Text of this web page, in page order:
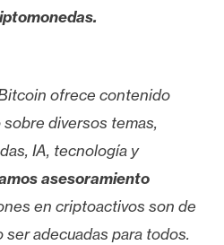
ofrece contenido
diversos temas,
IA, tecnología y
asesoramiento
en criptoactivos son de
adecuadas para todos.